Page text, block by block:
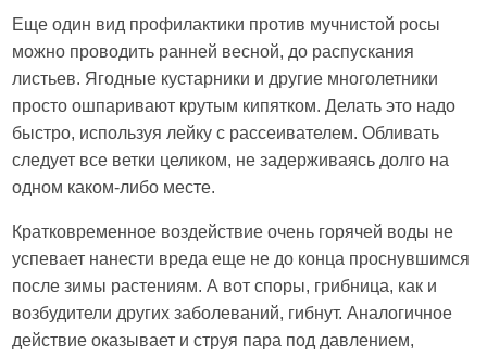
Еще один вид профилактики против мучнистой росы
можно проводить ранней весной, до распускания
листьев. Ягодные кустарники и другие многолетники
просто ошпаривают крутым кипятком. Делать это надо
быстро, используя лейку с рассеивателем. Обливать
следует все ветки целиком, не задерживаясь долго на
одном каком-либо месте.
Кратковременное воздействие очень горячей воды не
успевает нанести вреда еще не до конца проснувшимся
после зимы растениям. А вот споры, грибница, как и
возбудители других заболеваний, гибнут. Аналогичное
действие оказывает и струя пара под давлением,